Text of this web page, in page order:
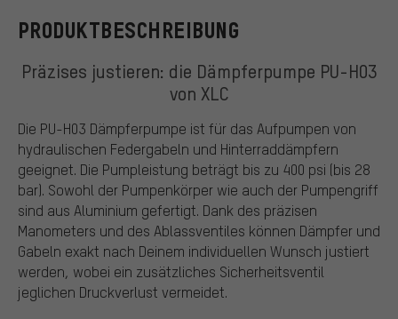
PRODUKTBESCHREIBUNG
Präzises justieren: die Dämpferpumpe PU-H03
von XLC
Die PU-H03 Dämpferpumpe ist für das Aufpumpen von
hydraulischen Federgabeln und Hinterraddämpfern
geeignet. Die Pumpleistung beträgt bis zu 400 psi (bis 28
bar). Sowohl der Pumpenkörper wie auch der Pumpengriff
sind aus Aluminium gefertigt. Dank des präzisen
Manometers und des Ablassventiles können Dämpfer und
Gabeln exakt nach Deinem individuellen Wunsch justiert
werden, wobei ein zusätzliches Sicherheitsventil
jeglichen Druckverlust vermeidet.